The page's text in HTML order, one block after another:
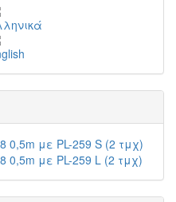
0,5m με PL-259 S (2 τμχ)
0,5m με PL-259 L (2 τμχ)